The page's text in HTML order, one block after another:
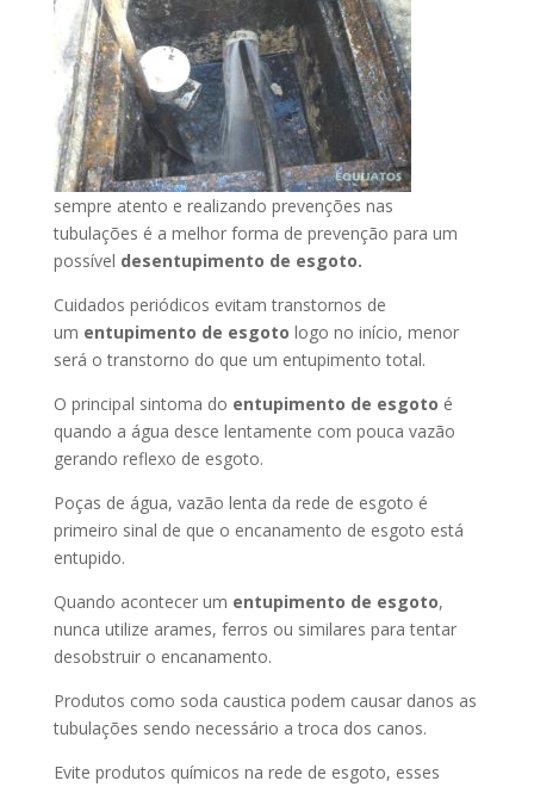
sempre atento e realizando prevenções nas
tubulações é a melhor forma de prevenção para um
possível desentupimento de esgoto.
Cuidados periódicos evitam transtornos de
um entupimento de esgoto logo no início, menor
será o transtorno do que um entupimento total.
O principal sintoma do entupimento de esgoto é
quando a água desce lentamente com pouca vazão
gerando reflexo de esgoto.
Poças de água, vazão lenta da rede de esgoto é
primeiro sinal de que o encanamento de esgoto está
entupido.
Quando acontecer um entupimento de esgoto,
nunca utilize arames, ferros ou similares para tentar
desobstruir o encanamento.
Produtos como soda caustica podem causar danos as
tubulações sendo necessário a troca dos canos.
Evite produtos químicos na rede de esgoto, esses